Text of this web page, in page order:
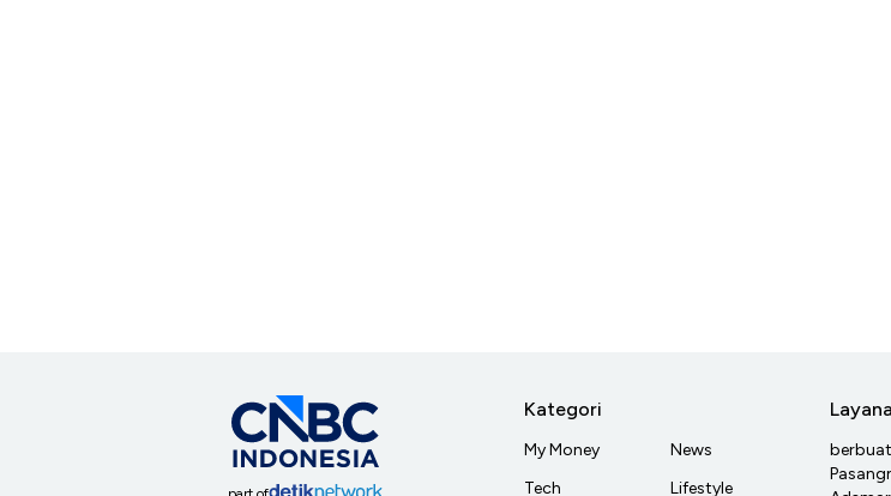
Kategori
My Money
Tech
News
Lifestyle